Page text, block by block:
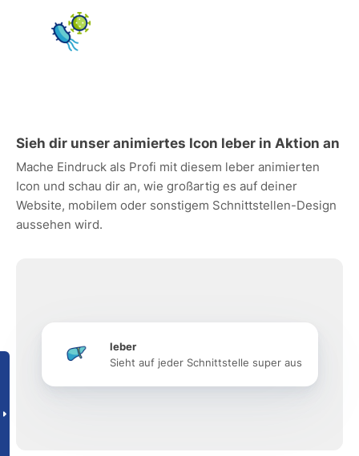
Sieh dir unser animiertes Icon leber in Aktion an
Mache Eindruck als Profi mit diesem leber animierten
Icon und schau dir an, wie großartig es auf deiner
Website, mobilem oder sonstigem Schnittstellen-Design
aussehen wird.
leber
Sieht auf jeder Schnittstelle super aus